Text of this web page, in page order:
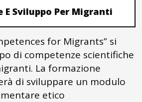
E Sviluppo Per Migranti
for Migrants” si
di competenze scientifiche
La formazione
di sviluppare un modulo
etico